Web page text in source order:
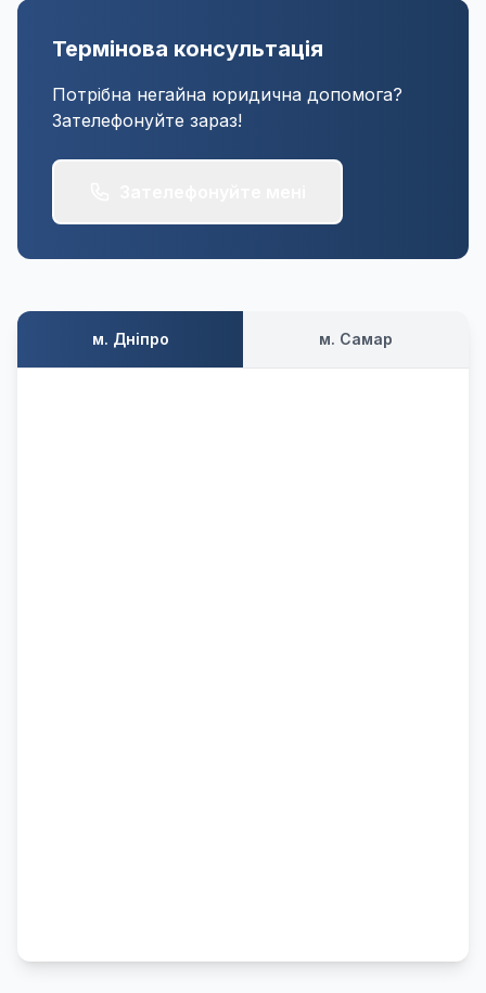
Термінова консультація
Потрібна негайна юридична допомога?
Зателефонуйте зараз!
м. Дніпро м. Самар